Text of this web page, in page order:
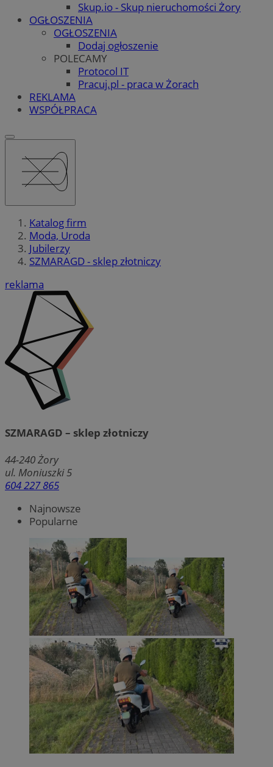
Skup.io - Skup nieruchomości Żory
OGŁOSZENIA
OGŁOSZENIA
Dodaj ogłoszenie
POLECAMY
Protocol IT
Pracuj.pl - praca w Żorach
REKLAMA
WSPÓŁPRACA
Katalog firm
Moda, Uroda
Jubilerzy
SZMARAGD - sklep złotniczy
reklama
SZMARAGD – sklep złotniczy
44-240Żory
ul. Moniuszki 5
604 227 865
Najnowsze
Popularne